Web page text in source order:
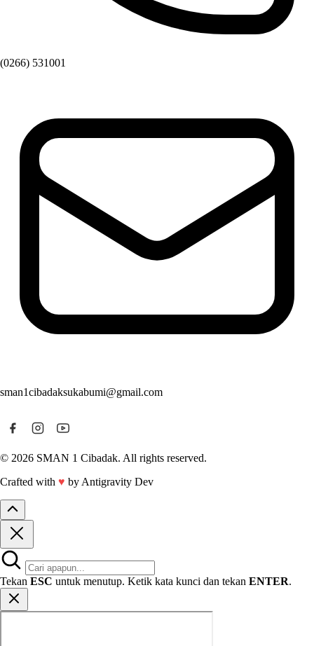
(0266) 531001
sman1cibadaksukabumi@gmail.com
© 2026 SMAN 1 Cibadak. All rights reserved.
Crafted with ♥ by Antigravity Dev
Tekan ESC untuk menutup. Ketik kata kunci dan tekan ENTER.